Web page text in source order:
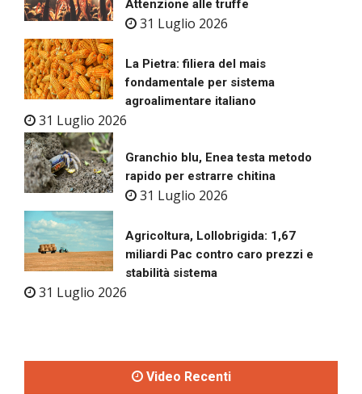
Attenzione alle truffe
31 Luglio 2026
La Pietra: filiera del mais
fondamentale per sistema
agroalimentare italiano
31 Luglio 2026
Granchio blu, Enea testa metodo
rapido per estrarre chitina
31 Luglio 2026
Agricoltura, Lollobrigida: 1,67
miliardi Pac contro caro prezzi e
stabilità sistema
31 Luglio 2026
Video Recenti